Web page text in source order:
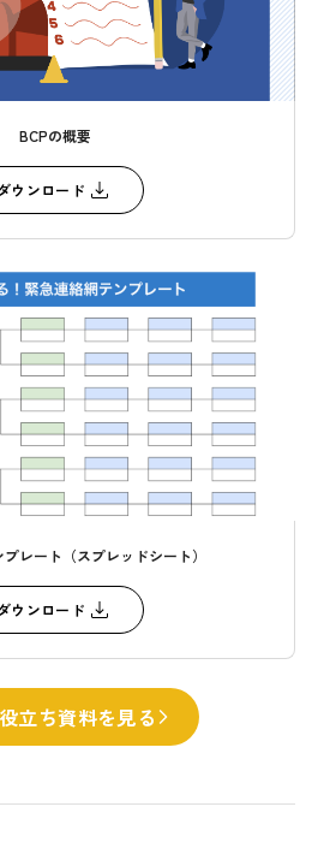
BCPの概要
ウンロード
レート（スプレッドシート）
ウンロード
立ち資料を見る